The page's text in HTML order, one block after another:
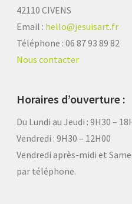
42110 CIVENS
Email : hello@jesuisart.fr
Téléphone : 06 87 93 89 82
Nous contacter
Horaires d’ouverture :
Du Lundi au Jeudi : 9H30 –
Vendredi : 9H30 – 12H00
Vendredi après-midi et
par téléphone.